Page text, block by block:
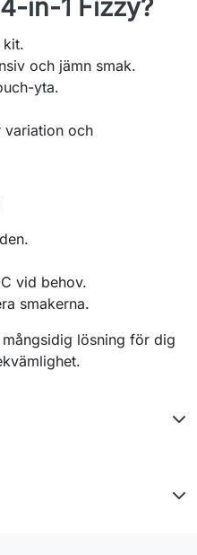
in-1 Fizzy?
kit.
och jämn smak.
yta.
variation och
vid behov.
smakerna.
lösning för dig